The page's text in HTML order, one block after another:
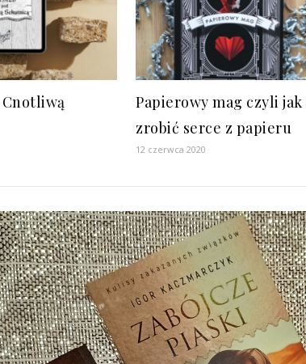
Cnotliwą
Papierowy mag czyli jak
zrobić serce z papieru
12 czerwca 2020